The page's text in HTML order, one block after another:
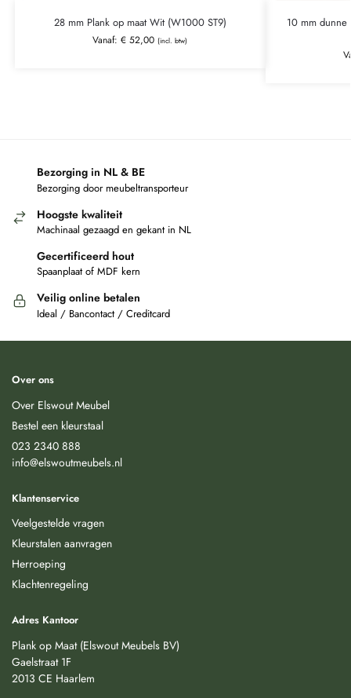
28 mm Plank op maat Wit (W1000 ST9)
Vanaf:€ 52,00 (incl. btw)
10 mm dunne
Bezorging in NL & BE
Bezorging door meubeltransporteur
Hoogste kwaliteit
Machinaal gezaagd en gekant in NL
Gecertificeerd hout
Spaanplaat of MDF kern
Veilig online betalen
Ideal / Bancontact / Creditcard
Over ons
Over Elswout Meubel
Bestel een kleurstaal
023 2340 888
info@elswoutmeubels.nl
Klantenservice
Veelgestelde vragen
Kleurstalen aanvragen
Herroeping
Klachtenregeling
Adres Kantoor
Plank op Maat (Elswout Meubels BV)
Gaelstraat 1F
2013 CE Haarlem